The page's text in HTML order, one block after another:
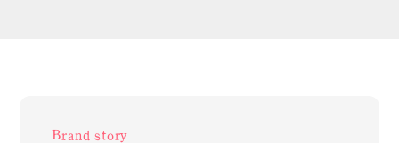
Brand story